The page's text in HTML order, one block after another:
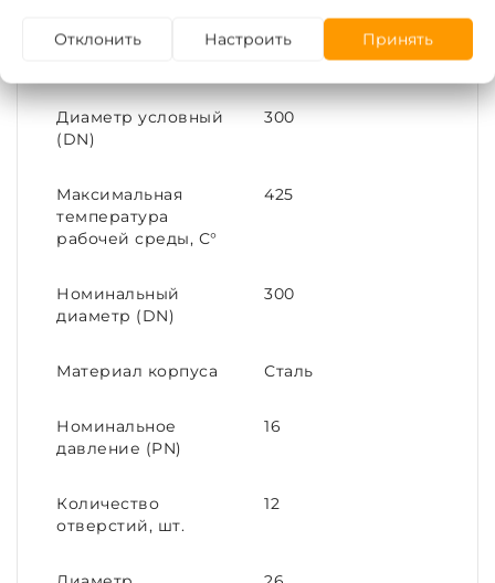
Фланец
Диаметр условный
(DN)
300
Максимальная
температура
рабочей среды, С°
425
Номинальный
диаметр (DN)
300
Материал корпуса Сталь
Номинальное
давление (PN)
16
Количество
отверстий, шт.
12
Отклонить Настроить Принять